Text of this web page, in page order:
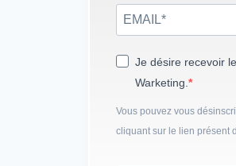
Je désire recevoir
Warketing.
Vous pouvez vous
cliquant sur le lien présent